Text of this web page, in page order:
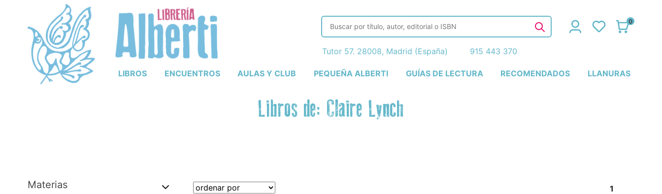
LIBROS ENCUENTROS AULAS Y CLUB PEQUEÑA ALBERTI GUÍAS DE LECTURA RECOMENDADOS LLANURAS
0
Tutor 57. 28008, Madrid (España) 915 443 370
Libros de: Claire Lynch
Materias 1